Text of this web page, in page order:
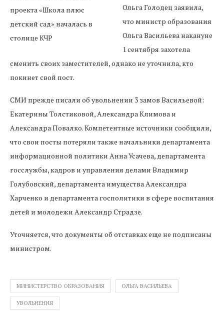
Ольга Голодец заявила,
что министр образования
Ольга Васильева накануне
1 сентября захотела
сменить своих заместителей, однако не уточнила, кто
покинет свой пост.
СМИ прежде писали об увольнении 3 замов Васильевой:
Екатерины Толстиковой, Александра Климова и
Александра Повалко. Компетентные источники сообщили,
что свои посты потеряли также начальники департамента
информационной политики Анна Усачева, департамента
госслужбы, кадров и управления делами Владимир
Голубовский, департамента имущества Александра
Харченко и департамента госполитики в сфере воспитания
детей и молодежи Александр Страдзе.
Уточняется, что документы об отставках еще не подписаны
министром.
МИНИСТЕРСТВО ОБРАЗОВАНИЯ ОЛЬГА ВАСИЛЬЕВА
УВОЛЬНЕНИЯ